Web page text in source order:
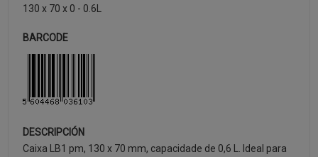
130 x 70 x 0 - 0.6L
BARCODE
DESCRIPCIÓN
Caixa LB1 pm, 130 x 70 mm, capacidade de 0,6 L. Ideal para